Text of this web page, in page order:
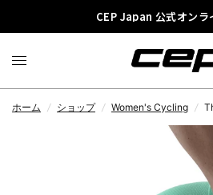
CEP Japan 公式オンラ
ホーム / ショップ / Women's Cycling /